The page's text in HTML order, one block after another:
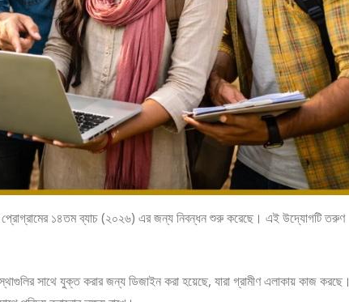
প্রোগ্রামের ১৪তম ব্যাচ (২০২৬) এর জন্য নিবন্ধন শুরু করেছে। এই উদ্যোগটি তরুণ
সাথে যুক্ত করার জন্য ডিজাইন করা হয়েছে, যারা গ্রামীণ এলাকায় কাজ করছে।